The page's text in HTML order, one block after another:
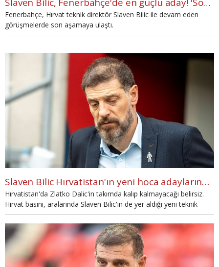
Fenerbahçe, Hırvat teknik direktör Slaven Bilic ile devam eden
görüşmelerde son aşamaya ulaştı.
Slaven Bilic Hırvatistan'ın yeni hoca adaylarından
Hırvatistan'da Zlatko Dalic'in takımda kalıp kalmayacağı belirsiz.
Hırvat basını, aralarında Slaven Bilic'in de yer aldığı yeni teknik
direktörlük görevi için 4 aday olduğunu yazdı.